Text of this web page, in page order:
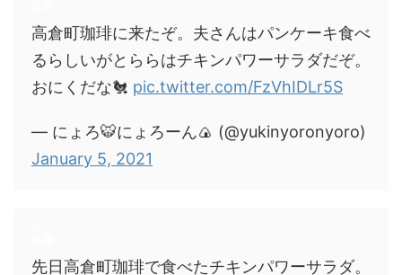
高倉町珈琲に来たぞ。夫さんはパンケーキ食べ
るらしいがとららはチキンパワーサラダだぞ。
おにくだな🐔 pic.twitter.com/FzVhIDLr5S
— にょろ🐯にょろーん🍙 (@yukinyoronyoro)
January 5, 2021
先日高倉町珈琲で食べたチキンパワーサラダ。